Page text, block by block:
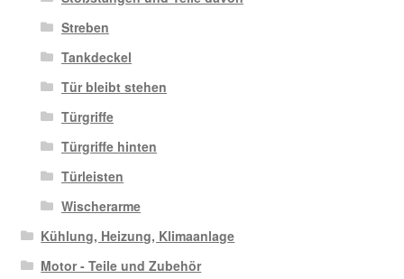
Streben
Tankdeckel
Tür bleibt stehen
Türgriffe
Türgriffe hinten
Türleisten
Wischerarme
Kühlung, Heizung, Klimaanlage
Motor - Teile und Zubehör